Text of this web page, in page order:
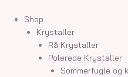
Shop
Krystaller
Rå Krystaller
Polerede Krystaller
Sommerfugle og